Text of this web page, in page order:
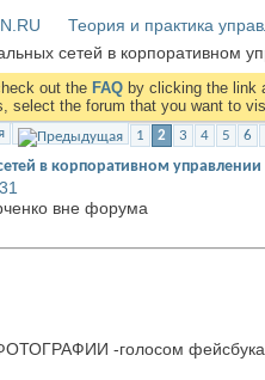
Теория и практика
сетей в корпоративном
out the FAQ by clicking the link
select the forum that you want to
1 2 3 4 5 6
в корпоративном управлении
-голосом фейсбука